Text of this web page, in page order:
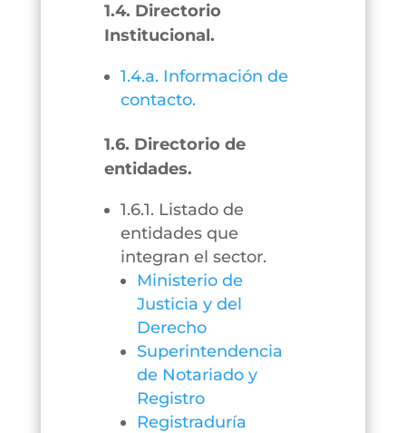
1.4. Directorio
Institucional.
1.4.a. Información de
contacto.
1.6. Directorio de
entidades.
1.6.1. Listado de
entidades que
integran el sector.
Ministerio de
Justicia y del
Derecho
Superintendencia
de Notariado y
Registro
Registraduría